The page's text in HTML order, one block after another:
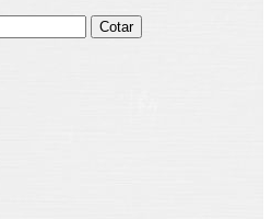
Cotar